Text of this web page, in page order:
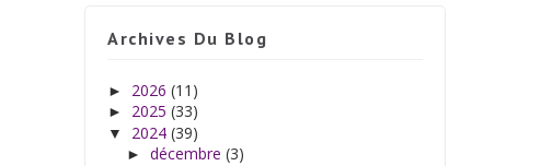
Archives Du Blog
► 2026 (11)
► 2025 (33)
▼ 2024 (39)
► décembre (3)